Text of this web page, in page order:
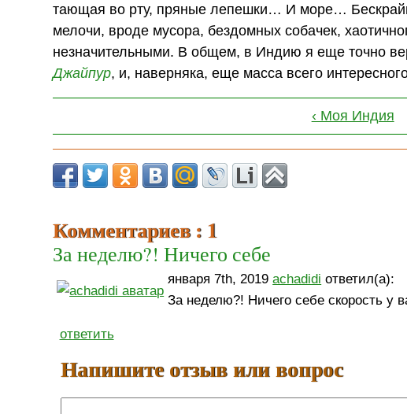
тающая во рту, пряные лепешки… И море…
мелочи, вроде мусора, бездомных собачек,
незначительными. В общем, в Индию я еще точно
Джайпур, и, наверняка, еще масса всего
‹ Моя Индия
Комментариев : 1
За неделю?! Ничего себе
января 7th, 2019achadidi ответил(а):
За неделю?! Ничего себе скорость у
ответить
Напишите отзыв или вопрос